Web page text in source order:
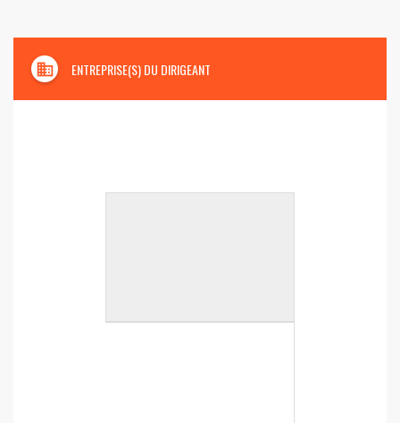
domain ENTREPRISE(S) DU DIRIGEANT